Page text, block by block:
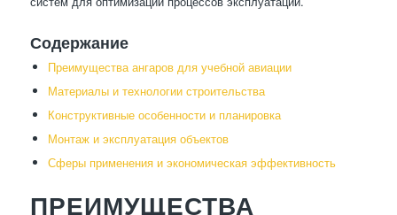
Содержание
Преимущества ангаров для учебной авиации
Материалы и технологии строительства
Конструктивные особенности и планировка
Монтаж и эксплуатация объектов
Сферы применения и экономическая эффективность
ПРЕИМУЩЕСТВА